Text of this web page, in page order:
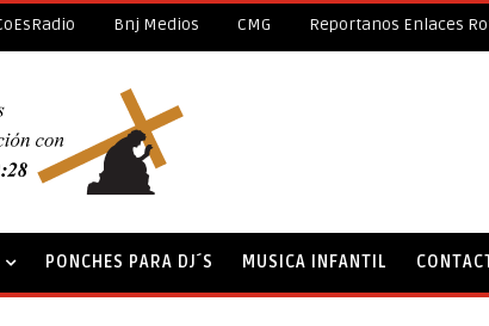
Bnj Medios CMG Reportanos Enlaces
PONCHES PARA DJ´S MUSICA INFANTIL